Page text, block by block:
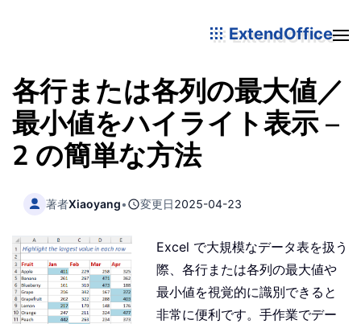
ExtendOffice
各行または各列の最大値／
最小値をハイライト表示 –
2 の簡単な方法
著者Xiaoyang• 変更日2025-04-23
Excel で大規模なデータ表を扱う
際、各行または各列の最大値や
最小値を視覚的に識別できると
非常に便利です。手作業でデー